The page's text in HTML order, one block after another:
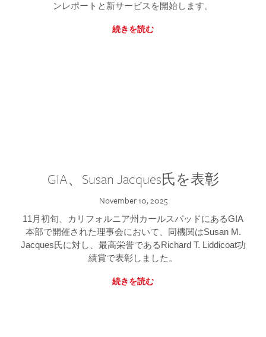
ンレポートと新サービスを開始します。
続きを読む
GIA、Susan Jacques氏を表彰
November 10, 2025
11月初旬、カリフォルニア州カールスバッドにあるGIA
本部で開催された理事会において、同機関はSusan M.
Jacques氏に対し、最高栄誉であるRichard T. Liddicoat功
績賞で表彰しました。
続きを読む